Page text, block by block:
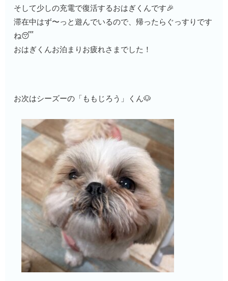
そして少しの充電で復活するおはぎくんです🎉
滞在中はず〜っと遊んでいるので、帰ったらぐっすりです
ね😴
おはぎくんお泊まりお疲れさまでした！
お次はシーズーの「ももじろう」くん🐶